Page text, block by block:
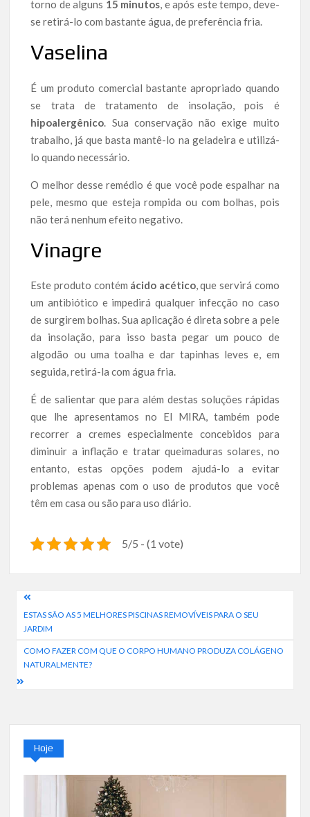
torno de alguns 15 minutos, e após este tempo, deve-
se retirá-lo com bastante água, de preferência fria.
Vaselina
É um produto comercial bastante apropriado quando
se trata de tratamento de insolação, pois é
hipoalergênico. Sua conservação não exige muito
trabalho, já que basta mantê-lo na geladeira e utilizá-
lo quando necessário.
O melhor desse remédio é que você pode espalhar na
pele, mesmo que esteja rompida ou com bolhas, pois
não terá nenhum efeito negativo.
Vinagre
Este produto contém ácido acético, que servirá como
um antibiótico e impedirá qualquer infecção no caso
de surgirem bolhas. Sua aplicação é direta sobre a pele
da insolação, para isso basta pegar um pouco de
algodão ou uma toalha e dar tapinhas leves e, em
seguida, retirá-la com água fria.
É de salientar que para além destas soluções rápidas
que lhe apresentamos no El MIRA, também pode
recorrer a cremes especialmente concebidos para
diminuir a inflação e tratar queimaduras solares, no
entanto, estas opções podem ajudá-lo a evitar
problemas apenas com o uso de produtos que você
têm em casa ou são para uso diário.
5/5 - (1 vote)
Navegação
de
artigos
ESTAS SÃO AS 5 MELHORES PISCINAS REMOVÍVEIS PARA O SEU
JARDIM
COMO FAZER COM QUE O CORPO HUMANO PRODUZA COLÁGENO
NATURALMENTE?
Hoje